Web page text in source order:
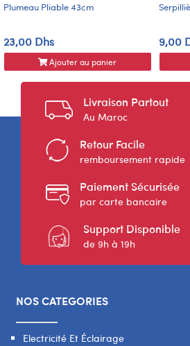
Plumeau Pliable 43cm
23,00 Dhs
Ajouter au panier
9,00
Livraison Partout
Au Maroc
Retour Facile
remboursement rapide
Paiement Sécurisée
par carte bancaire
Support Disponible
de 9h à 19h
NOS CATEGORIES
Electricité Et Éclairage